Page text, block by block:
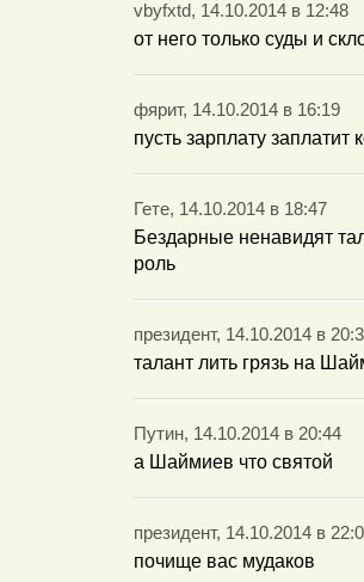
vbyfxtd, 14.10.2014 в 12:48
от него только суды и
фярит, 14.10.2014 в 16:19
пусть зарплату заплатит
Гете, 14.10.2014 в 18:47
Бездарные ненавидят
роль
президент, 14.10.2014 в
талант лить грязь на
Путин, 14.10.2014 в 20:44
а Шаймиев что святой
президент, 14.10.2014 в
почище вас мудаков